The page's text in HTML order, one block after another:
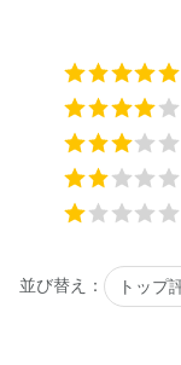
発送は、お届け予
合がございます。
●パッケージのリ
載と異なる場合が
●予告なくパッケ